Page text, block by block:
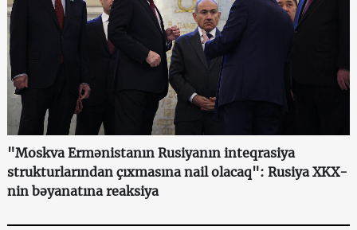
"Moskva Ermənistanın Rusiyanın inteqrasiya
strukturlarından çıxmasına nail olacaq": Rusiya XKX-
nin bəyanatına reaksiya